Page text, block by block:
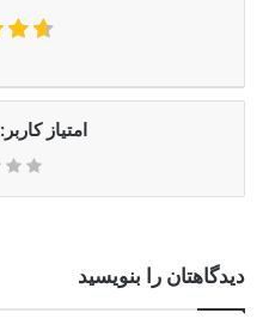
امتیاز کاربر:
دیدگاهتان را بنویسید